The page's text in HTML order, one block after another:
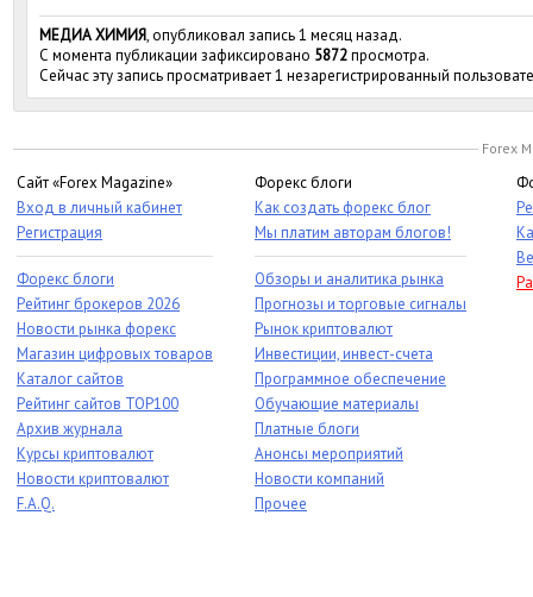
МЕДИА ХИМИЯ, опубликовал запись 1 месяц назад.
С момента публикации зафиксировано 5872просмотра.
Сейчас эту запись просматривает 1 незарегистрированный
Forex
Сайт «Forex Magazine»
Вход в личный кабинет
Регистрация
Форекс блоги
Рейтинг брокеров 2026
Новости рынка форекс
Магазин цифровых товаров
Каталог сайтов
Рейтинг сайтов TOP100
Архив журнала
Курсы криптовалют
Новости криптовалют
F.A.Q.
Форекс блоги
Как создать форекс блог
Мы платим авторам блогов!
Обзоры и аналитика рынка
Прогнозы и торговые сигналы
Рынок криптовалют
Инвестиции, инвест-счета
Программное обеспечение
Обучающие материалы
Платные блоги
Анонсы мероприятий
Новости компаний
Прочее